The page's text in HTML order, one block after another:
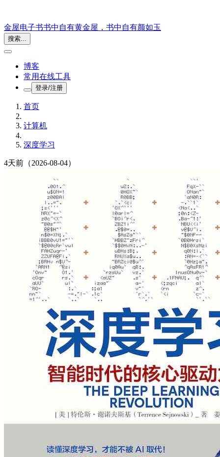
金屋电子书书中自有黄金屋，书中自有颜如玉
搜索...
博客
常用在线工具
登录/注册
首页
计算机
深度学习
4天前 （2026-08-04）